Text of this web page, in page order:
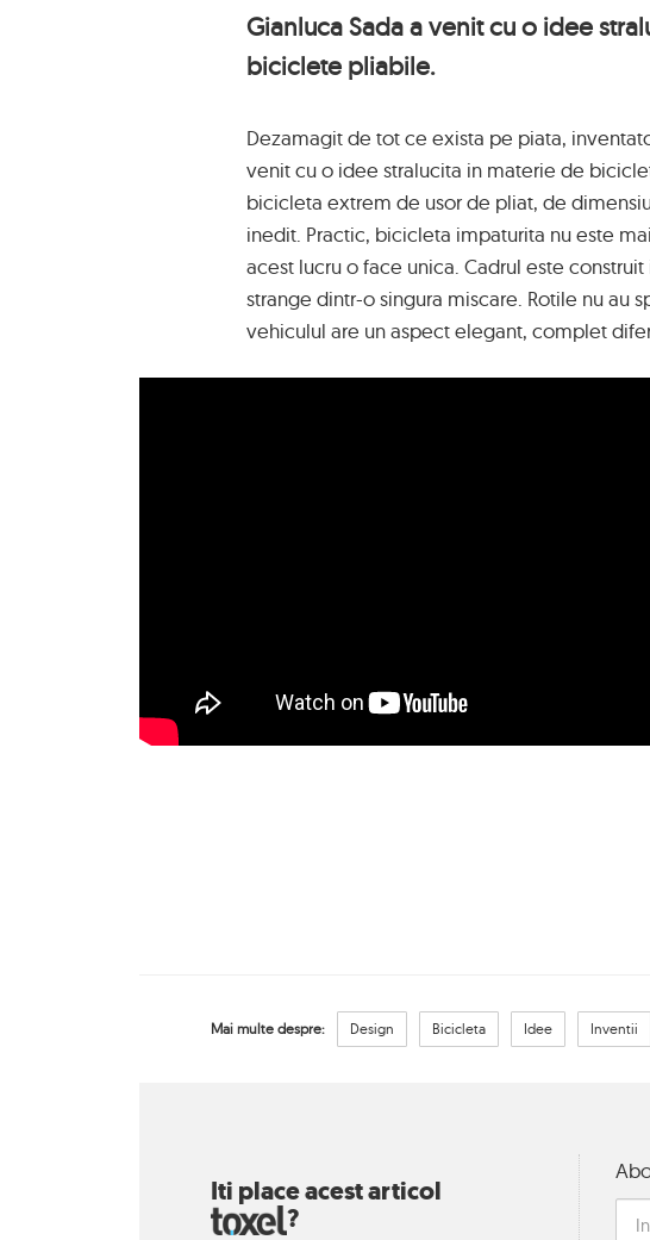
Gianluca Sada a venit cu o idee
biciclete pliabile.
Dezamagit de tot ce exista pe piata,
venit cu o idee stralucita in materie de
bicicleta extrem de usor de pliat, de
inedit. Practic, bicicleta impaturita nu este
acest lucru o face unica. Cadrul este
strange dintr-o singura miscare. Rotile nu au
vehiculul are un aspect elegant, complet
Mai multe despre: Design Bicicleta Idee Inventii
Iti place acest articol
?